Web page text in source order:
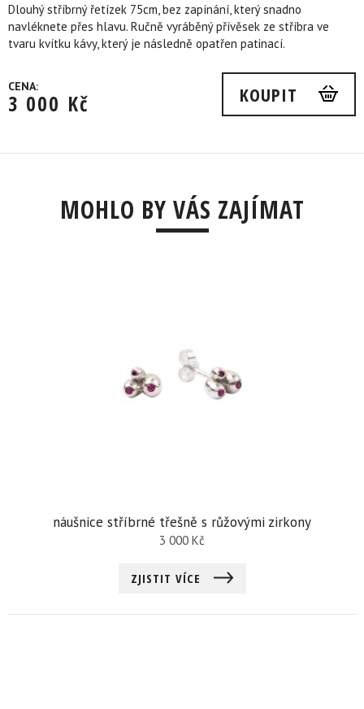
Dlouhý stříbrný řetízek 75cm, bez zapínání, který snadno
navléknete přes hlavu. Ručně vyráběný přívěsek ze stříbra ve
tvaru kvítku kávy, který je následně opatřen patinací.
KOUPIT
CENA:
3 000 Kč
MOHLO BY VÁS ZAJÍMAT
náušnice stříbrné třešně s růžovými zirkony
3 000 Kč
ZJISTIT VÍCE